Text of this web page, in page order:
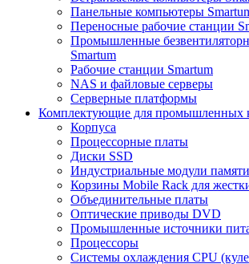
Панельные компьютеры
Переносные рабочие станции
Промышленные
Smartum
Рабочие станции Smartum
NAS и файловые серверы
Серверные платформы
Комплектующие для промышленных
Корпуса
Процессорные платы
Диски SSD
Индустриальные модули памяти
Корзины Mobile Rack для
Объединительные платы
Оптические приводы DVD
Промышленные источники
Процессоры
Системы охлаждения CPU